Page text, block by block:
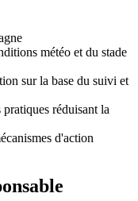
météo et du stade
sur la base du suivi et
réduisant la
d'action